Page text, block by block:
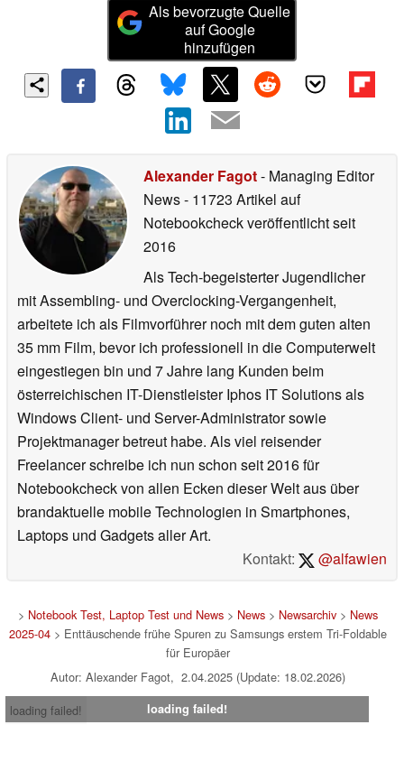
Als bevorzugte Quelle
auf Google
hinzufügen
Alexander Fagot- Managing Editor
News- 11723 Artikel auf
Notebookcheck veröffentlichtseit
2016
Als Tech-begeisterter Jugendlicher
mit Assembling- und Overclocking-Vergangenheit,
arbeitete ich als Filmvorführer noch mit dem guten alten
35 mm Film, bevor ich professionell in die Computerwelt
eingestiegen bin und 7 Jahre lang Kunden beim
österreichischen IT-Dienstleister Iphos IT Solutions als
Windows Client- und Server-Administrator sowie
Projektmanager betreut habe. Als viel reisender
Freelancer schreibe ich nun schon seit 2016 für
Notebookcheck von allen Ecken dieser Welt aus über
brandaktuelle mobile Technologien in Smartphones,
Laptops und Gadgets aller Art.
Kontakt:
@alfawien
> Notebook Test, Laptop Test und News> News> Newsarchiv> News
2025-04> Enttäuschende frühe Spuren zu Samsungs erstem Tri-Foldable
für Europäer
Autor: Alexander Fagot, 2.04.2025 (Update: 18.02.2026)
loading failed!
loading failed!